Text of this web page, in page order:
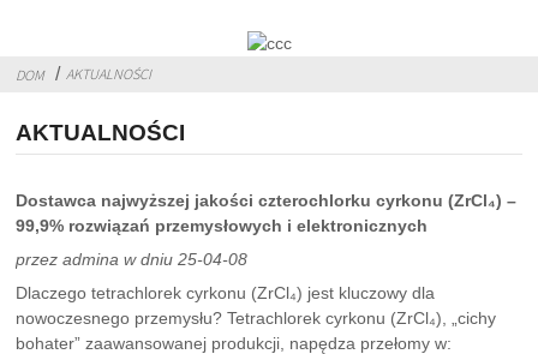
DOM AKTUALNOŚCI
AKTUALNOŚCI
Dostawca najwyższej jakości czterochlorku cyrkonu (ZrCl₄) –
99,9% rozwiązań przemysłowych i elektronicznych
przez admina w dniu 25-04-08
Dlaczego tetrachlorek cyrkonu (ZrCl₄) jest kluczowy dla
nowoczesnego przemysłu? Tetrachlorek cyrkonu (ZrCl₄), „cichy
bohater” zaawansowanej produkcji, napędza przełomy w: